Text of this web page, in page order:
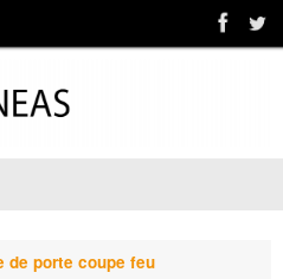
de porte coupe feu